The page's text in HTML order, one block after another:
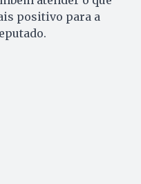
positivo para a